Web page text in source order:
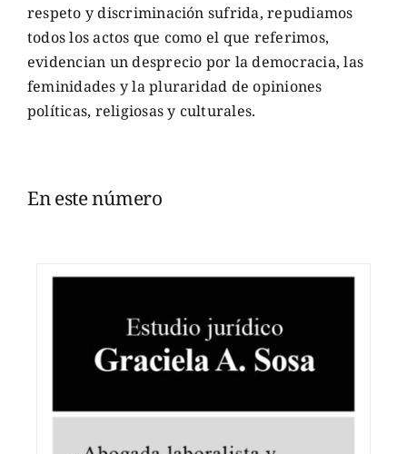
respeto y discriminación sufrida, repudiamos
todos los actos que como el que referimos,
evidencian un desprecio por la democracia, las
feminidades y la pluraridad de opiniones
políticas, religiosas y culturales.
En este número